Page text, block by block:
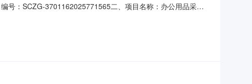
号：SCZG-3701162025771565二、项目名称：办公用品采购
红色（计量单位：支）签字笔